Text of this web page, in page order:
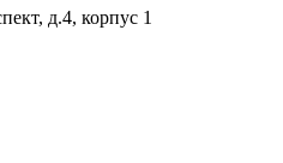
д.4, корпус 1